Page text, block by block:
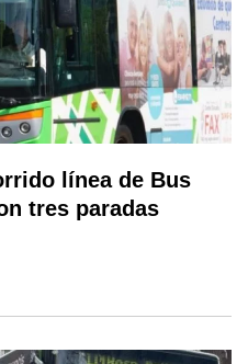
línea de Bus
tres paradas